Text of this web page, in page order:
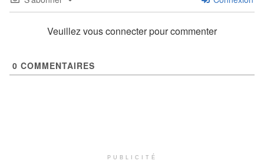
Veuillez vous connecter pour commenter
0 COMMENTAIRES
PUBLICITÉ